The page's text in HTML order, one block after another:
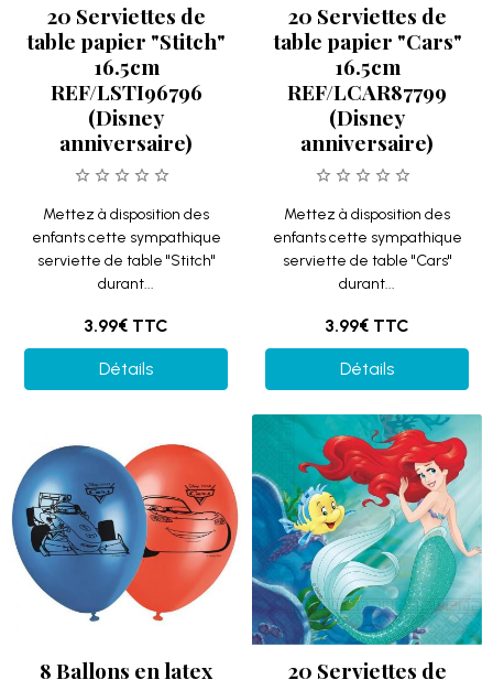
20 Serviettes de
table papier "Stitch"
16.5cm
REF/LSTI96796
(Disney
anniversaire)
Mettez à disposition des
enfants cette sympathique
serviette de table "Stitch"
durant...
3.99€ TTC
Détails
20 Serviettes de
table papier "Cars"
16.5cm
REF/LCAR87799
(Disney
anniversaire)
Mettez à disposition des
enfants cette sympathique
serviette de table "Cars"
durant...
3.99€ TTC
Détails
8 Ballons en latex
20 Serviettes de